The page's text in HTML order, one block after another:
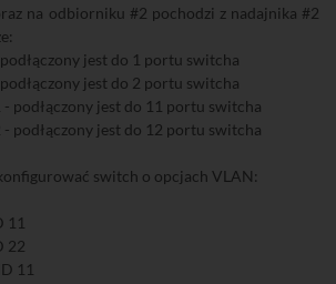
na odbiorniku #2 pochodzi z nadajnika #2
jest do 1 portu switcha
jest do 2 portu switcha
- podłączony jest do 11 portu switcha
- podłączony jest do 12 portu switcha
switch o opcjach VLAN:
11
22
11